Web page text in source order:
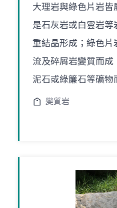
大理岩與綠色片岩皆
是石灰岩或白雲岩等
重結晶形成；綠色片
流及碎屑岩變質而
泥石或綠簾石等礦物
變質岩